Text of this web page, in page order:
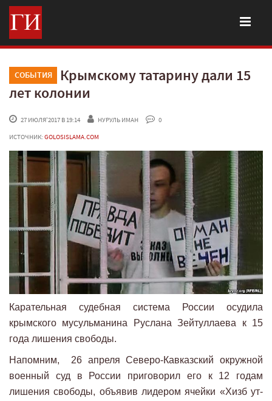
СОБЫТИЯ
Крымскому татарину дали 15
лет колонии
27 ИЮЛЯ'2017 В 19:14 НУРУЛЬ ИМАН
0
ИСТОЧНИК: GOLOSISLAMA.COM
Карательная судебная система России осудила
крымского мусульманина Руслана Зейтуллаева к 15
года лишения свободы.
Напомним, 26 апреля Северо-Кавказский окружной
военный суд в России приговорил его к 12 годам
лишения свободы, объявив лидером ячейки «Хизб ут-